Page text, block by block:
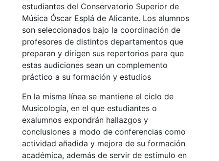
estudiantes del Conservatorio Superior de
Música Óscar Esplá de Alicante. Los alumnos
son seleccionados bajo la coordinación de
profesores de distintos departamentos que
preparan y dirigen sus repertorios para que
estas audiciones sean un complemento
práctico a su formación y estudios
En la misma línea se mantiene el ciclo de
Musicología, en el que estudiantes o
exalumnos expondrán hallazgos y
conclusiones a modo de conferencias como
actividad añadida y mejora de su formación
académica, además de servir de estímulo en